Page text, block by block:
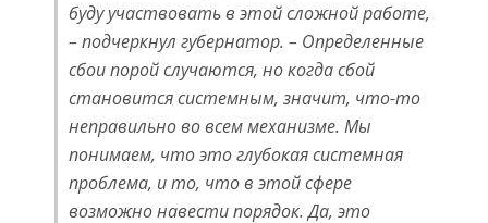
буду участвовать в этой сложной работе,
– подчеркнул губернатор. – Определенные
сбои порой случаются, но когда сбой
становится системным, значит, что-то
неправильно во всем механизме. Мы
понимаем, что это глубокая системная
проблема, и то, что в этой сфере
возможно навести порядок. Да, это